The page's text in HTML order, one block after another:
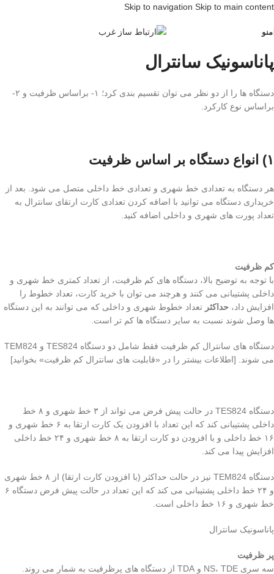
Skip to navigation Skip to main content
منو
پاناسونیک سانترال
دستگاه ها را از دو نظر می توان تقسیم بندی کرد؛ ۱- براساس ظرفیت و ۲-
براساس نوع کارکرد.
۱) انواع دستگاه بر اساس ظرفیت
هر دستگاه به تعدادی خط شهری و تعدادی خط داخلی متصل می شود. بعد از
خریداری دستگاه می توانید با اضافه کردن تعدادی کارت ارتقای سانترال به
تعداد پورت های شهری و داخلی اضافه کنید.
کم ظرفیت
با توجه به توضیح بالا، دستگاه های کم ظرفیت، از تعداد کمتری خط شهری و
داخلی پشتیبانی می کنند و هرچند می توان با خرید کارت، تعداد خطوط را
افزایش داد، حداکثر تعداد خطوط شهری و داخلی که می توانند به این دستگاه
ها وصل شوند نسبت به سایر دستگاه ها کم تر است.
دستگاه های سانترال کم ظرفیت فقط شامل دو دستگاه TES824 و TEM824
می شوند. [اطلاعات بیشتر را در «قابلیت های سانترال کم ظرفیت» بخوانید]
دستگاه TES824 در حالت پیش فرض می تواند از ۳ خط شهری و ۸ خط
داخلی پشتیبانی کند که این تعداد با افزودن یک کارت ارتقا به ۶ خط شهری و
۱۶ خط داخلی و با افزودن دو کارت ارتقا به ۸ خط شهری و ۲۴ خط داخلی
افزایش پیدا می کند.
دستگاه TEM824 نیز در حالت حداکثر (با افزودن کارت ارتقا) از ۸ خط شهری
و ۲۴ خط داخلی پشتیبانی می کند که این تعداد در حالت پیش فرض دستگاه ۶
خط شهری و ۱۶ خط داخلی است.
پاناسونیک سانترال
پر ظرفیت
سه سری NS، TDE و TDA از دستگاه های پرظرفیت به شمار می روند.